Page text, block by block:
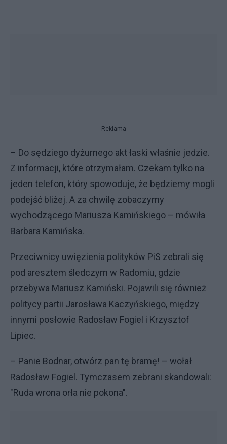
Reklama
– Do sędziego dyżurnego akt łaski właśnie jedzie.
Z informacji, które otrzymałam. Czekam tylko na
jeden telefon, który spowoduje, że będziemy mogli
podejść bliżej. A za chwilę zobaczymy
wychodzącego Mariusza Kamińskiego – mówiła
Barbara Kamińska.
Przeciwnicy uwięzienia polityków PiS zebrali się
pod aresztem śledczym w Radomiu, gdzie
przebywa Mariusz Kamiński. Pojawili się również
politycy partii Jarosława Kaczyńskiego, między
innymi posłowie Radosław Fogiel i Krzysztof
Lipiec.
– Panie Bodnar, otwórz pan tę bramę! – wołał
Radosław Fogiel. Tymczasem zebrani skandowali:
"Ruda wrona orła nie pokona".